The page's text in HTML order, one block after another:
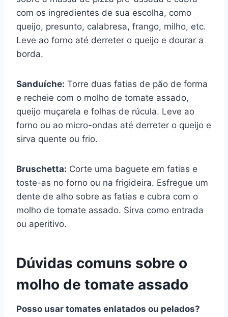
com os ingredientes de sua escolha, como
queijo, presunto, calabresa, frango, milho, etc.
Leve ao forno até derreter o queijo e dourar a
borda.
Sanduíche: Torre duas fatias de pão de forma
e recheie com o molho de tomate assado,
queijo muçarela e folhas de rúcula. Leve ao
forno ou ao micro-ondas até derreter o queijo e
sirva quente ou frio.
Bruschetta: Corte uma baguete em fatias e
toste-as no forno ou na frigideira. Esfregue um
dente de alho sobre as fatias e cubra com o
molho de tomate assado. Sirva como entrada
ou aperitivo.
Dúvidas comuns sobre o
molho de tomate assado
Posso usar tomates enlatados ou pelados?